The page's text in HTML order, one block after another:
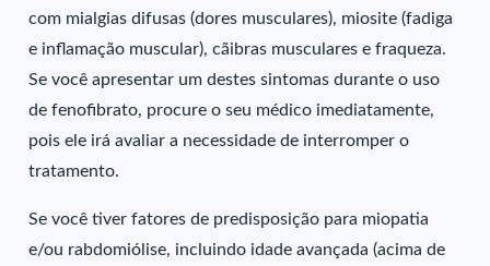
com mialgias difusas (dores musculares), miosite (fadiga
e inflamação muscular), cãibras musculares e fraqueza.
Se você apresentar um destes sintomas durante o uso
de fenofibrato, procure o seu médico imediatamente,
pois ele irá avaliar a necessidade de interromper o
tratamento.
Se você tiver fatores de predisposição para miopatia
e/ou rabdomiólise, incluindo idade avançada (acima de